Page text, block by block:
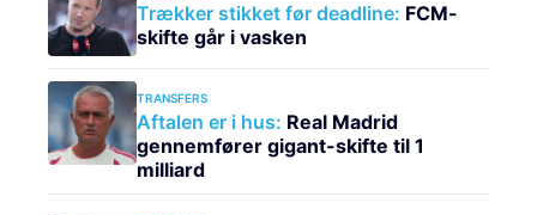
Trækker stikket før deadline: FCM-
skifte går i vasken
TRANSFERS
Aftalen er i hus: Real Madrid
gennemfører gigant-skifte til 1
milliard